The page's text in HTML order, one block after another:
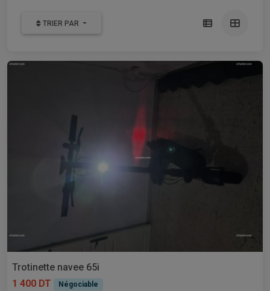
TRIER PAR
Trotinette navee 65i
1 400 DT
Négociable